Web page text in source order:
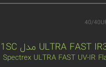
Spectrex ULTRA FAST UV-IR